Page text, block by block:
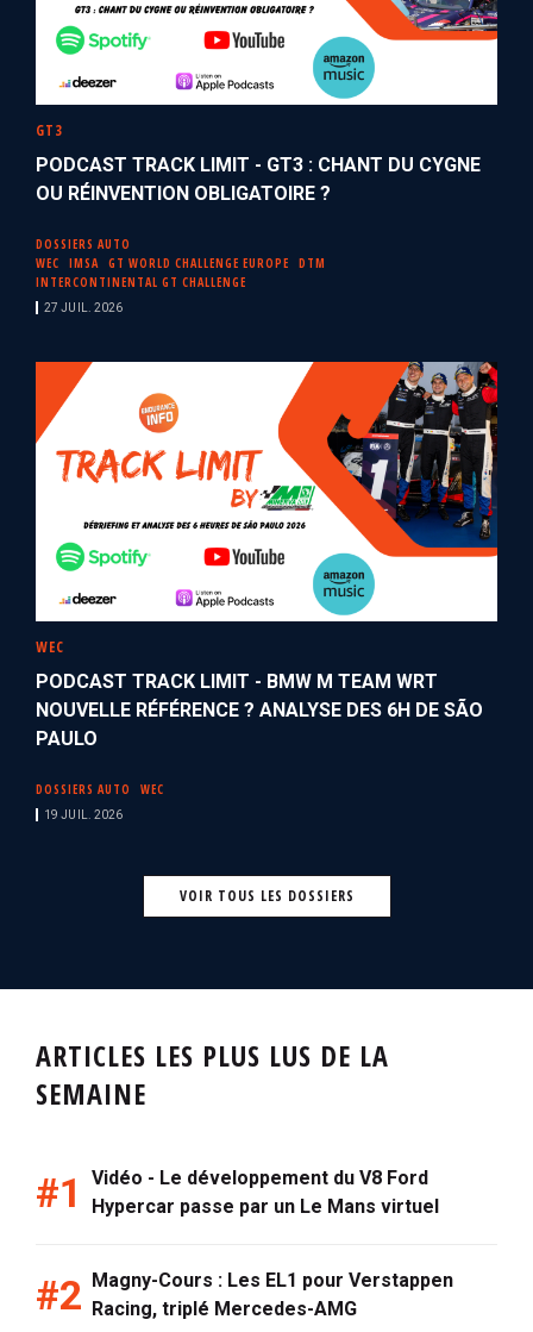
GT3
PODCAST TRACK LIMIT - GT3 : CHANT DU CYGNE
OU RÉINVENTION OBLIGATOIRE ?
DOSSIERS AUTO
WEC
IMSA GT WORLD CHALLENGE EUROPE
DTM
INTERCONTINENTAL GT CHALLENGE
27 JUIL. 2026
WEC
PODCAST TRACK LIMIT - BMW M TEAM WRT
NOUVELLE RÉFÉRENCE ? ANALYSE DES 6H DE SÃO
PAULO
DOSSIERS AUTO WEC
19 JUIL. 2026
VOIR TOUS LES DOSSIERS
ARTICLES LES PLUS LUS DE LA
SEMAINE
Vidéo - Le développement du V8 Ford
Hypercar passe par un Le Mans virtuel
Magny-Cours : Les EL1 pour Verstappen
Racing, triplé Mercedes-AMG